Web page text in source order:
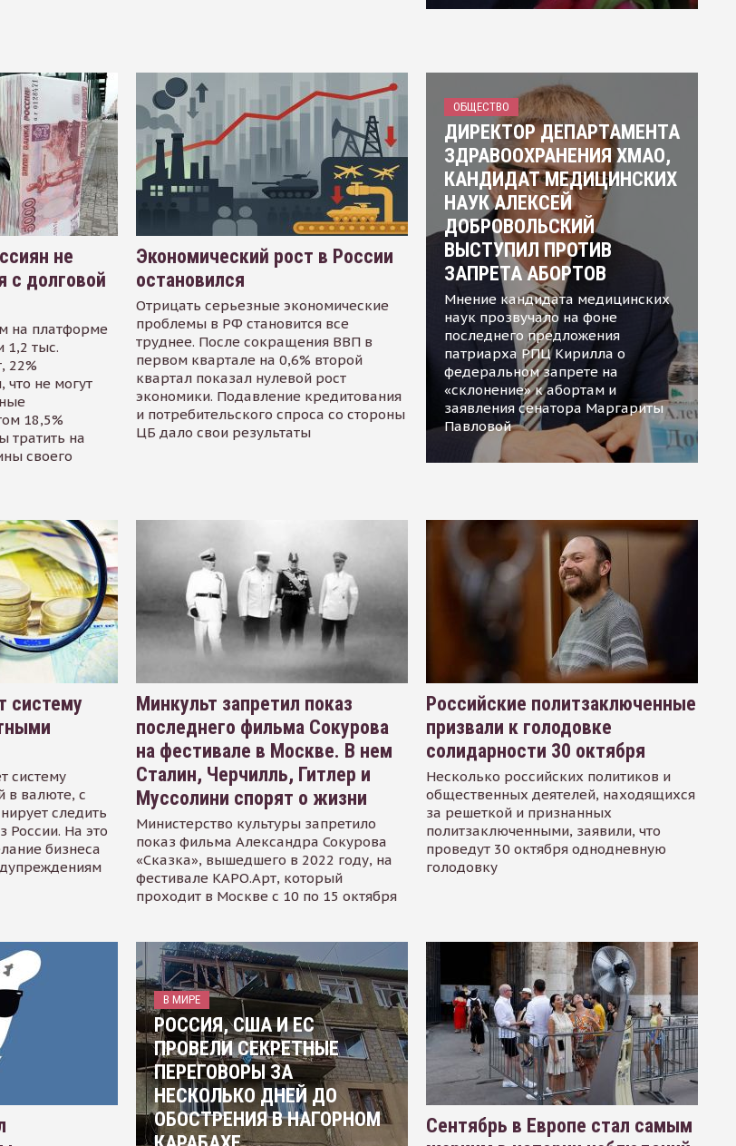
не
с долговой
на платформе
1,2 тыс.
22%
что не могут
18,5%
тратить на
своего
Экономический рост в России
остановился
Отрицать серьезные экономические
проблемы в РФ становится все
труднее. После сокращения ВВП в
первом квартале на 0,6% второй
квартал показал нулевой рост
экономики. Подавление кредитования
и потребительского спроса со стороны
ЦБ дало свои результаты
ОБЩЕСТВО
ДИРЕКТОР ДЕПАРТАМЕНТА
ЗДРАВООХРАНЕНИЯ ХМАО,
КАНДИДАТ МЕДИЦИНСКИХ
НАУК АЛЕКСЕЙ
ДОБРОВОЛЬСКИЙ
ВЫСТУПИЛ ПРОТИВ
ЗАПРЕТА АБОРТОВ
Мнение кандидата медицинских
наук прозвучало на фоне
последнего предложения
патриарха РПЦ Кирилла о
федеральном запрете на
«склонение» к абортам и
заявления сенатора Маргариты
Павловой
систему
систему
в валюте, с
следить
России. На это
бизнеса
Минкульт запретил показ
последнего фильма Сокурова
на фестивале в Москве. В нем
Сталин, Черчилль, Гитлер и
Муссолини спорят о жизни
Министерство культуры запретило
показ фильма Александра Сокурова
«Сказка», вышедшего в 2022 году, на
фестивале КАРО.Арт, который
проходит в Москве с 10 по 15 октября
Российские политзаключенные
призвали к голодовке
солидарности 30 октября
Несколько российских политиков и
общественных деятелей, находящихся
за решеткой и признанных
политзаключенными, заявили, что
проведут 30 октября однодневную
голодовку
В МИРЕ
РОССИЯ, США И ЕС
ПРОВЕЛИ СЕКРЕТНЫЕ
ПЕРЕГОВОРЫ ЗА
НЕСКОЛЬКО ДНЕЙ ДО
ОБОСТРЕНИЯ В НАГОРНОМ
Сентябрь в Европе стал самым